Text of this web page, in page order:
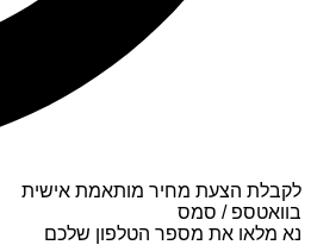
לקבלת הצעת מחיר מותאמת אישית
בוואטספ / סמס
נא מלאו את מספר הטלפון שלכם